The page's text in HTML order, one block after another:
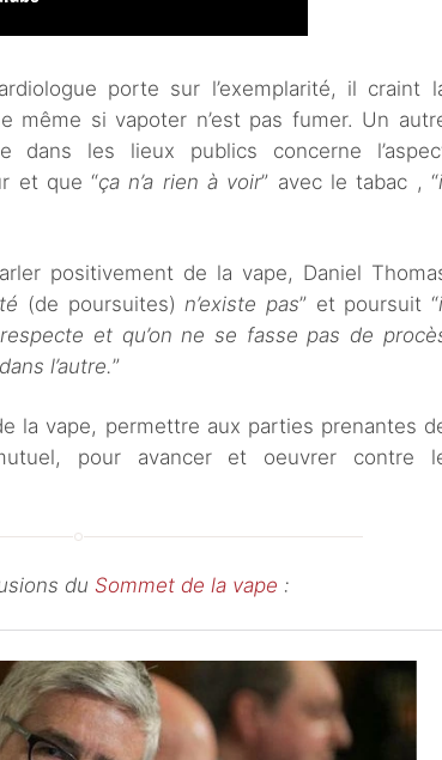
porte sur l’exemplarité, il craint
même si vapoter n’est pas fumer. Un
dans les lieux publics concerne
et que “ça n’a rien à voir” avec le tabac , “
positivement de la vape, Daniel
(de poursuites) n’existe pas” et poursuit “
respecte et qu’on ne se fasse pas de
l’autre.”
la vape, permettre aux parties prenantes
pour avancer et oeuvrer contre
du Sommet de la vape :